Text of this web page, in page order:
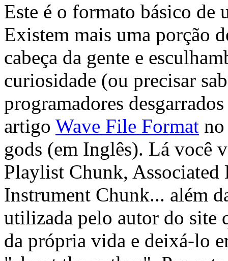
Este é o formato básico de
Existem mais uma porção
cabeça da gente e
curiosidade (ou precisar
programadores
artigo Wave File Format
gods (em Inglês). Lá você
Playlist Chunk, Associated
Instrument Chunk... além
utilizada pelo autor do site
da própria vida e deixá-lo